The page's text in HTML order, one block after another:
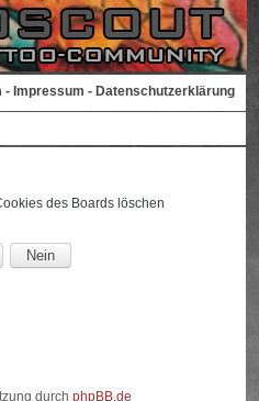
- Impressum - Datenschutzerklärung
des Boards löschen
durch phpBB.de